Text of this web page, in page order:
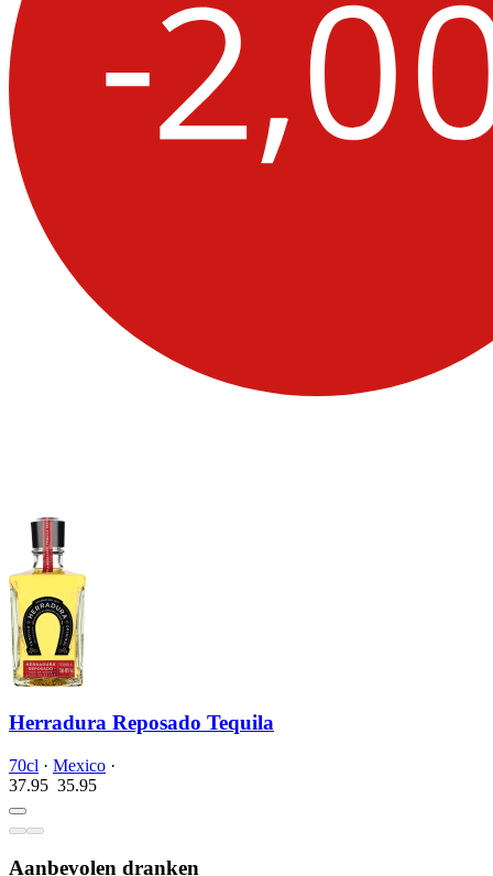
Herradura Reposado Tequila
70cl · Mexico ·
37.95 35.95
Aanbevolen dranken